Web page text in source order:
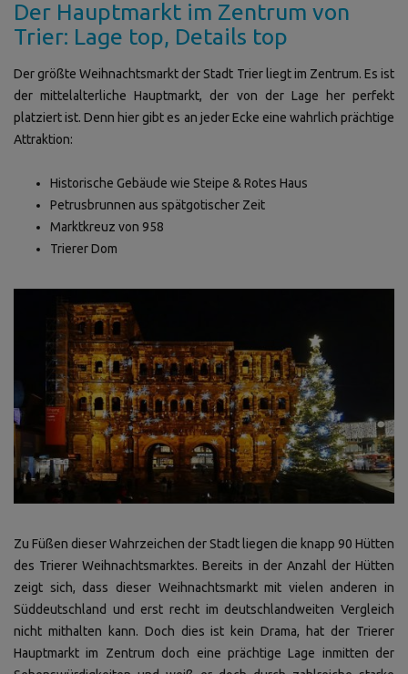
Der Hauptmarkt im Zentrum von
Trier: Lage top, Details top
Der größte Weihnachtsmarkt der Stadt Trier liegt im Zentrum. Es ist
der mittelalterliche Hauptmarkt, der von der Lage her perfekt
platziert ist. Denn hier gibt es an jeder Ecke eine wahrlich prächtige
Attraktion:
Historische Gebäude wie Steipe & Rotes Haus
Petrusbrunnen aus spätgotischer Zeit
Marktkreuz von 958
Trierer Dom
Zu Füßen dieser Wahrzeichen der Stadt liegen die knapp 90 Hütten
des Trierer Weihnachtsmarktes. Bereits in der Anzahl der Hütten
zeigt sich, dass dieser Weihnachtsmarkt mit vielen anderen in
Süddeutschland und erst recht im deutschlandweiten Vergleich
nicht mithalten kann. Doch dies ist kein Drama, hat der Trierer
Hauptmarkt im Zentrum doch eine prächtige Lage inmitten der